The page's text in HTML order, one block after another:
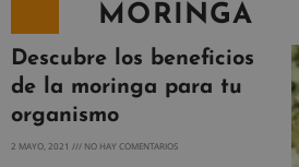
MORINGA
Descubre los beneficios
de la moringa para tu
organismo
2 MAYO, 2021 NO HAY COMENTARIOS